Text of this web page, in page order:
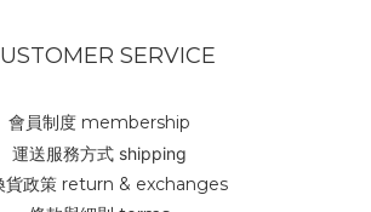
SERVICE
會員制度 membership
運送服務方式 shipping
貨政策 return & exchanges